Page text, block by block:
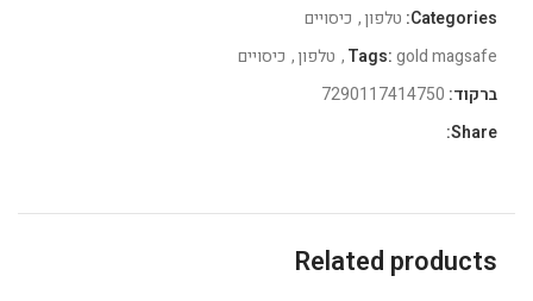
Categories: טלפון, כיסויים
Tags:gold magsafe
, טלפון, כיסויים
ברקוד:
Share:
Related products